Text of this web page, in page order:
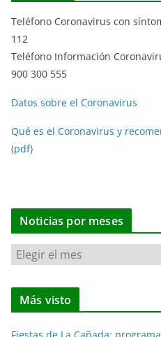
Teléfono Coronavirus con
112
Teléfono Información
900 300 555
Datos sobre el Coronavirus
Qué es el Coronavirus y
(pdf)
Noticias por meses
N
o
t
Más visto